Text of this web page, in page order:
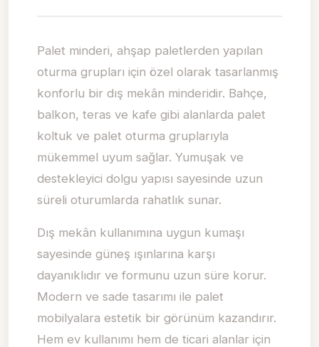
Palet minderi, ahşap paletlerden yapılan
oturma grupları için özel olarak tasarlanmış
konforlu bir dış mekân minderidir. Bahçe,
balkon, teras ve kafe gibi alanlarda palet
koltuk ve palet oturma gruplarıyla
mükemmel uyum sağlar. Yumuşak ve
destekleyici dolgu yapısı sayesinde uzun
süreli oturumlarda rahatlık sunar.
Dış mekân kullanımına uygun kumaşı
sayesinde güneş ışınlarına karşı
dayanıklıdır ve formunu uzun süre korur.
Modern ve sade tasarımı ile palet
mobilyalara estetik bir görünüm kazandırır.
Hem ev kullanımı hem de ticari alanlar için